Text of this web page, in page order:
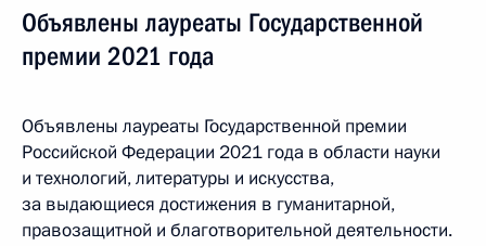
Объявлены лауреаты Государственной
премии 2021 года
Объявлены лауреаты Государственной премии
Российской Федерации 2021 года в области науки
и технологий, литературы и искусства,
за выдающиеся достижения в гуманитарной,
правозащитной и благотворительной деятельности.